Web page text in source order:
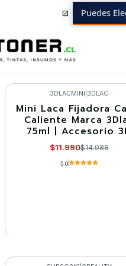
Puedes
PACK IMPRESORAS 3D
-20%
Agotado
3DLACMINI 3DLAC
Mini Laca Fijadora
Caliente Marca
75ml | Accesorio
$11.990$14.988
5.0
VER DETALLES